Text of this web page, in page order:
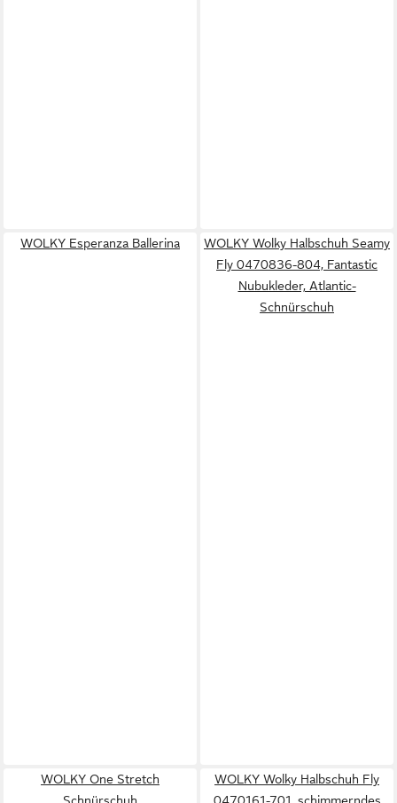
WOLKY Esperanza Ballerina
WOLKY Wolky Halbschuh Seamy
Fly 0470836-804, Fantastic
Nubukleder, Atlantic-
Schnürschuh
WOLKY One Stretch
WOLKY Wolky Halbschuh Fly